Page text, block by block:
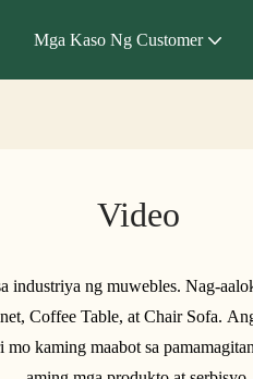
Mga Kaso Ng Customer
Video
industriya ng muwebles. Nag-
Coffee Table, at Chair Sofa.
kaming maabot sa